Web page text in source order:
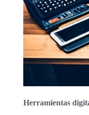
Herramientas